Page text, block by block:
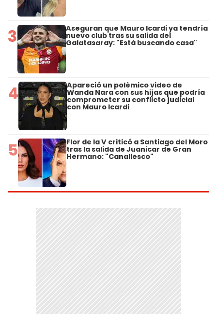
3 Aseguran que Mauro Icardi ya tendría
nuevo club tras su salida del
Galatasaray: "Está buscando casa"
4 Apareció un polémico video de
Wanda Nara con sus hijas que podría
comprometer su conflicto judicial
con Mauro Icardi
5 Flor de la V criticó a Santiago del Moro
tras la salida de Juanicar de Gran
Hermano: "Canallesco"